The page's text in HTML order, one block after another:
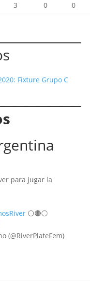
3 0 0
para jugar la
⚪️🔴⚪️
(@RiverPlateFem)